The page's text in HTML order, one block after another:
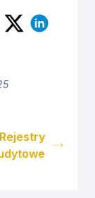
Rejestry